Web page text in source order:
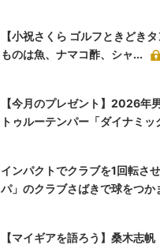
【小祝さくら ゴルフときど
ものは魚、ナマコ酢、シャ...
【今月のプレゼント】2026年
トゥルーテンパー「ダイナミッ
インパクトでクラブを1回転さ
パ」のクラブさばきで球をつか
【マイギアを語ろう】桑木志